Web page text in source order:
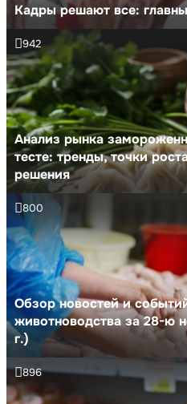
Кадры решают все:
Анализ рынка
тесте: тренды, точки
решения
942
Обзор новостей и
животноводства за 28-ю
г.)
800
896